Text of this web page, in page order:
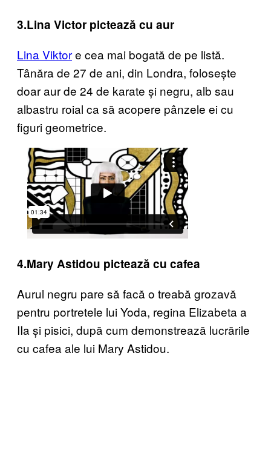
3.Lina Victor pictează cu aur
Lina Viktore cea mai bogată de pe listă.
Tânăra de 27 de ani, din Londra, folosește
doar aur de 24 de karate și negru, alb sau
albastru roial ca să acopere pânzele ei cu
figuri geometrice.
4.Mary Astidou pictează cu cafea
Aurul negru pare să facă o treabă grozavă
pentru portretele lui Yoda, regina Elizabeta a
IIa și pisici, după cum demonstrează lucrările
cu cafea ale lui Mary Astidou.